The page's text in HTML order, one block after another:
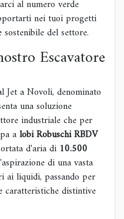
al numero verde
nei tuoi progetti
del settore.
Escavatore
Jet a Novoli, denominato
una soluzione
industriale che per
alobi Robuschi RBDV
d'aria di 10.500
di una vasta
ai liquidi, passando per
distintive